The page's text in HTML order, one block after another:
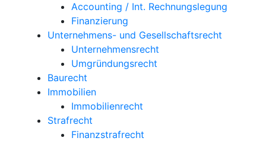
Accounting / Int. Rechnungslegung
Finanzierung
Unternehmens- und Gesellschaftsrecht
Unternehmensrecht
Umgründungsrecht
Baurecht
Immobilien
Immobilienrecht
Strafrecht
Finanzstrafrecht